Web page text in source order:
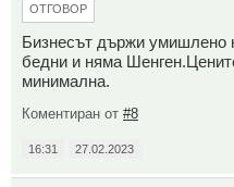
ОТГОВОР
Бизнесът държи умишлено
бедни и няма
минимална.
Коментиран от #8
16:31 27.02.2023